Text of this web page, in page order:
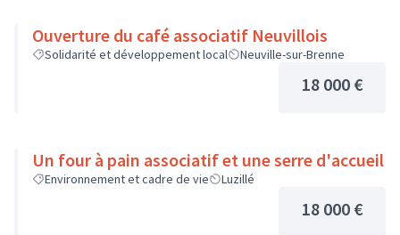
Ouverture du café associatif Neuvillois
Solidarité et développement local Neuville-sur-Brenne
18 000 €
Un four à pain associatif et une serre d'accueil
Environnement et cadre de vie Luzillé
18 000 €